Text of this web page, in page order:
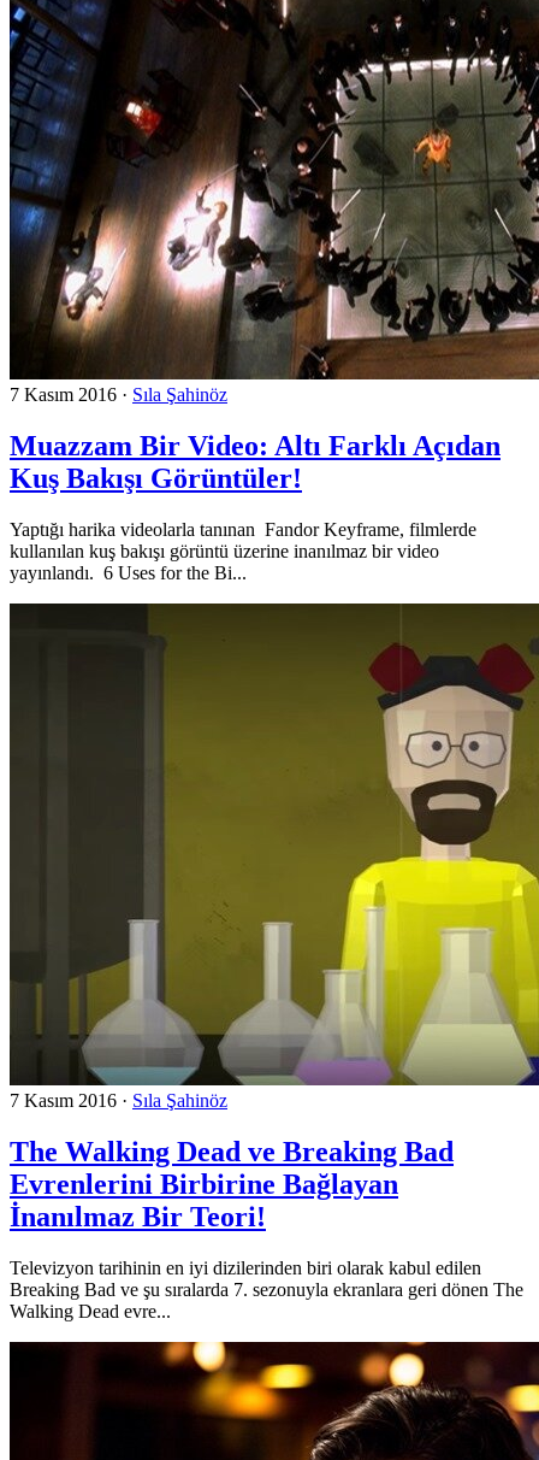
7 Kasım 2016 · Sıla Şahinöz
Muazzam Bir Video: Altı Farklı Açıdan
Kuş Bakışı Görüntüler!
Yaptığı harika videolarla tanınan Fandor Keyframe, filmlerde
kullanılan kuş bakışı görüntü üzerine inanılmaz bir video
yayınlandı. 6 Uses for the Bi...
7 Kasım 2016 · Sıla Şahinöz
The Walking Dead ve Breaking Bad
Evrenlerini Birbirine Bağlayan
İnanılmaz Bir Teori!
Televizyon tarihinin en iyi dizilerinden biri olarak kabul edilen
Breaking Bad ve şu sıralarda 7. sezonuyla ekranlara geri dönen The
Walking Dead evre...